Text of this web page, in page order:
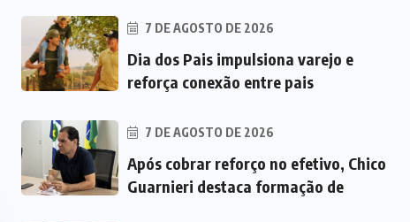
7 DE AGOSTO DE 2026
Dia dos Pais impulsiona varejo e
reforça conexão entre pais
7 DE AGOSTO DE 2026
Após cobrar reforço no efetivo, Chico
Guarnieri destaca formação de